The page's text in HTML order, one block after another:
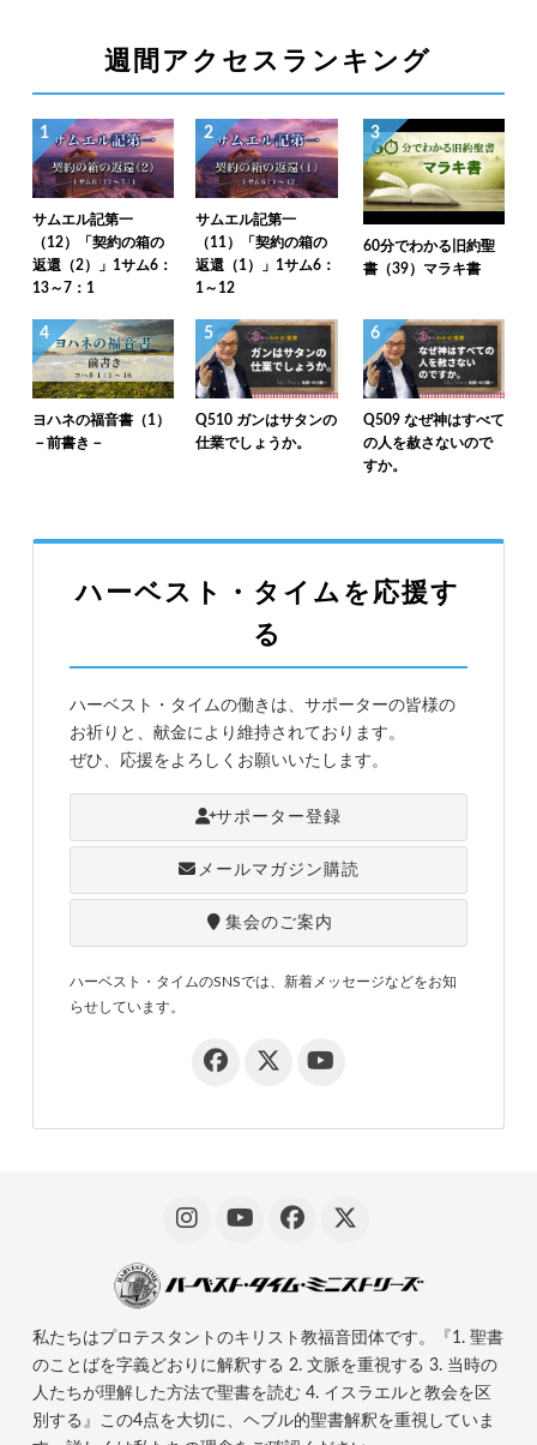
週間アクセスランキング
1
サムエル記第一
（12）「契約の箱の
返還（2）」1サム6：
13～7：1
2
サムエル記第一
（11）「契約の箱の
返還（1）」1サム6：
1～12
3
60分でわかる旧約聖
書（39）マラキ書
4
ヨハネの福音書（1）
－前書き－
5
Q510 ガンはサタンの
仕業でしょうか。
6
Q509 なぜ神はすべて
の人を赦さないので
すか。
ハーベスト・タイムを応援す
る
ハーベスト・タイムの働きは、サポーターの皆様の
お祈りと、献金により維持されております。
ぜひ、応援をよろしくお願いいたします。
サポーター登録
メールマガジン購読
集会のご案内
ハーベスト・タイムのSNSでは、新着メッセージなどをお知
らせしています。
私たちはプロテスタントのキリスト教福音団体です。『1. 聖書
のことばを字義どおりに解釈する 2. 文脈を重視する 3. 当時の
人たちが理解した方法で聖書を読む 4. イスラエルと教会を区
別する』この4点を大切に、ヘブル的聖書解釈を重視していま